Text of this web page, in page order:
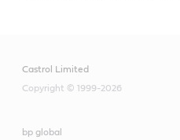
Castrol Limited
Copyright © 1999-2026
bp global